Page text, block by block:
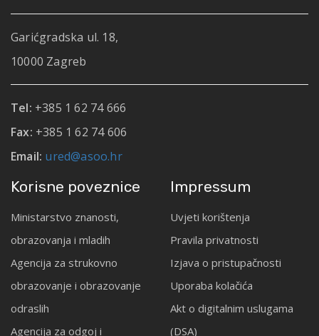
Garićgradska ul. 18,
10000 Zagreb
Tel: +385 1 62 74 666
Fax: +385 1 62 74 606
Email: ured@asoo.hr
Korisne poveznice
Ministarstvo znanosti,
obrazovanja i mladih
Agencija za strukovno
obrazovanje i obrazovanje
odraslih
Agencija za odgoj i
Impressum
Uvjeti korištenja
Pravila privatnosti
Izjava o pristupačnosti
Uporaba kolačića
Akt o digitalnim uslugama
(DSA)